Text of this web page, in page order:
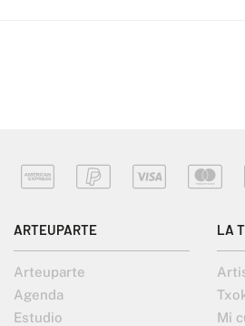
ARTEUPARTE
Arteuparte
Agenda
Estudio
LA
Mi